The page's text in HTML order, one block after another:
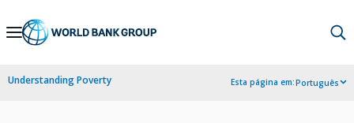
Skip
Navigation
Understanding Poverty Esta página em:Português